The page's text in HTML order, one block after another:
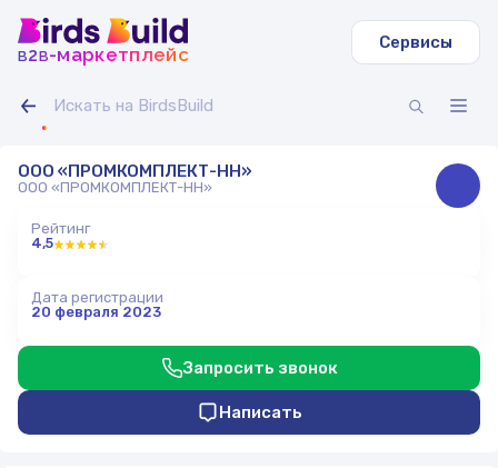
b2b-маркетплейс
Сервисы
ООО «ПРОМКОМПЛЕКТ-НН»
ООО «ПРОМКОМПЛЕКТ-НН»
Запросить звонок
Написать
Рейтинг
4,5
Дата регистрации
20 февраля 2023